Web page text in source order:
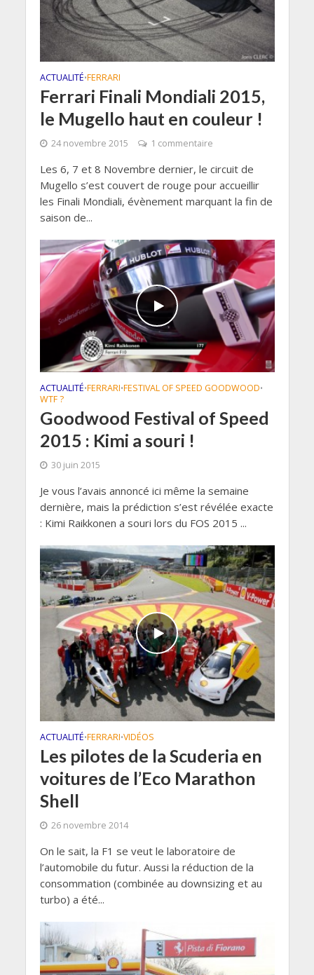
ACTUALITÉ•FERRARI
Ferrari Finali Mondiali 2015,
le Mugello haut en couleur !
24 novembre 2015 1 commentaire
Les 6, 7 et 8 Novembre dernier, le circuit de
Mugello s’est couvert de rouge pour accueillir
les Finali Mondiali, évènement marquant la fin de
saison de...
ACTUALITÉ•FERRARI•FESTIVAL OF SPEED GOODWOOD•
WTF ?
Goodwood Festival of Speed
2015 : Kimi a souri !
30 juin 2015
Je vous l’avais annoncé ici même la semaine
dernière, mais la prédiction s’est révélée exacte
: Kimi Raikkonen a souri lors du FOS 2015 ...
ACTUALITÉ•FERRARI•VIDÉOS
Les pilotes de la Scuderia en
voitures de l’Eco Marathon
Shell
26 novembre 2014
On le sait, la F1 se veut le laboratoire de
l’automobile du futur. Aussi la réduction de la
consommation (combinée au downsizing et au
turbo) a été...